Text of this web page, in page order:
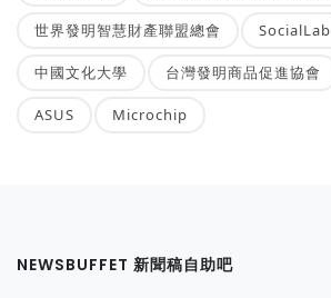
世界發明智慧財產聯盟總會 SocialLab
中國文化大學 台灣發明商品促進協會
ASUS Microchip
NEWSBUFFET 新聞稿自助吧